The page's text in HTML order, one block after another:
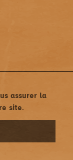
assurer la
site.